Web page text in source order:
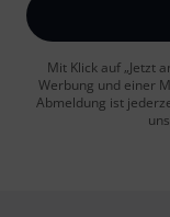
Mit Klick auf „Jetzt
Werbung und einer
Abmeldung ist